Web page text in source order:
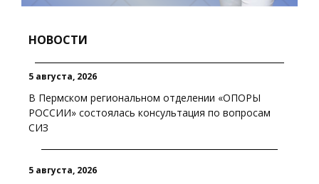
НОВОСТИ
5 августа, 2026
В Пермском региональном отделении «ОПОРЫ
РОССИИ» состоялась консультация по вопросам
СИЗ
5 августа, 2026